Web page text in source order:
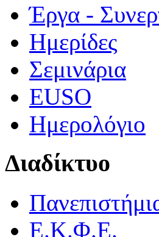
Έργα -
Ημερίδες
Σεμινάρια
EUSO
Ημερολόγιο
Διαδίκτυο
Ε.Κ.Φ.Ε.